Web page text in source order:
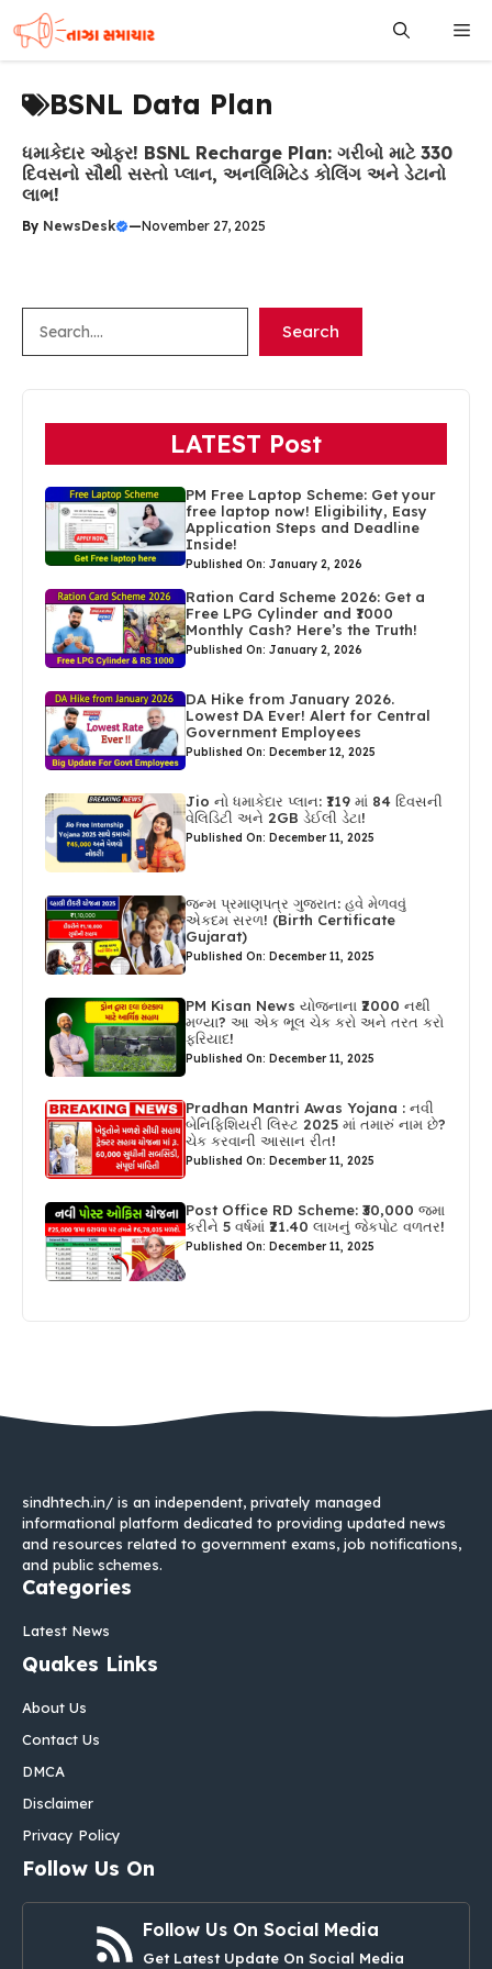
to
content
BSNL Data Plan
ધમાકેદાર ઓફર! BSNL Recharge Plan: ગરીબો માટે 330
દિવસનો સૌથી સસ્તો પ્લાન, અનલિમિટેડ કોલિંગ અને ડેટાનો
લાભ!
By NewsDesk —November 27, 2025
Search
LATEST Post
PM Free Laptop Scheme: Get your
free laptop now! Eligibility, Easy
Application Steps and Deadline
Inside!
Published On: January 2, 2026
Ration Card Scheme 2026: Get a
Free LPG Cylinder and ₹1000
Monthly Cash? Here’s the Truth!
Published On: January 2, 2026
DA Hike from January 2026.
Lowest DA Ever! Alert for Central
Government Employees
Published On: December 12, 2025
Jio નો ધમાકેદાર પ્લાન: ₹119 માં 84 દિવસની
વેલિડિટી અને 2GB ડેઈલી ડેટા!
Published On: December 11, 2025
જન્મ પ્રમાણપત્ર ગુજરાત: હવે મેળવવું
એકદમ સરળ! (Birth Certificate
Gujarat)
Published On: December 11, 2025
PM Kisan News યોજનાના ₹2000 નથી
મળ્યા? આ એક ભૂલ ચેક કરો અને તરત કરો
ફરિયાદ!
Published On: December 11, 2025
Pradhan Mantri Awas Yojana : નવી
બેનિફિશિયરી લિસ્ટ 2025 માં તમારું નામ છે?
ચેક કરવાની આસાન રીત!
Published On: December 11, 2025
Post Office RD Scheme: ₹30,000 જમા
કરીને 5 વર્ષમાં ₹21.40 લાખનું જેકપોટ વળતર!
Published On: December 11, 2025
sindhtech.in/ is an independent, privately managed
informational platform dedicated to providing updated news
and resources related to government exams, job notifications,
and public schemes.
Categories
Latest News
Quakes Links
About Us
Contact Us
DMCA
Disclaimer
Privacy Policy
Follow Us On
Follow Us On Social Media
Get Latest Update On Social Media